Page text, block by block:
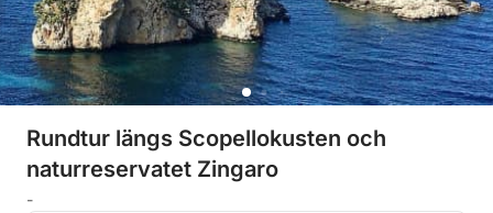
Rundtur längs Scopellokusten och
naturreservatet Zingaro
-